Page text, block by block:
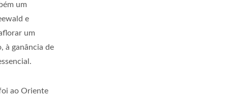
um
e
um
à ganância de
ao Oriente